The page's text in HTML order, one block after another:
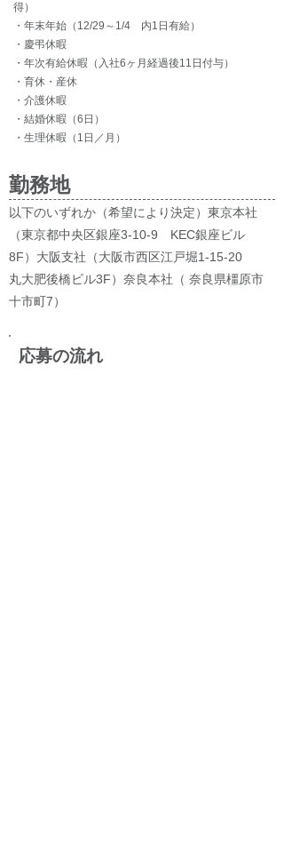
得）
・年末年始（12/29～1/4 内1日有給）
・慶弔休暇
・年次有給休暇（入社6ヶ月経過後11日付与）
・育休・産休
・介護休暇
・結婚休暇（6日）
・生理休暇（1日／月）
勤務地
以下のいずれか（希望により決定）東京本社
（東京都中央区銀座3-10-9 KEC銀座ビル
8F）大阪支社（大阪市西区江戸堀1-15-20
丸大肥後橋ビル3F）奈良本社（ 奈良県橿原市
十市町7）
応募の流れ